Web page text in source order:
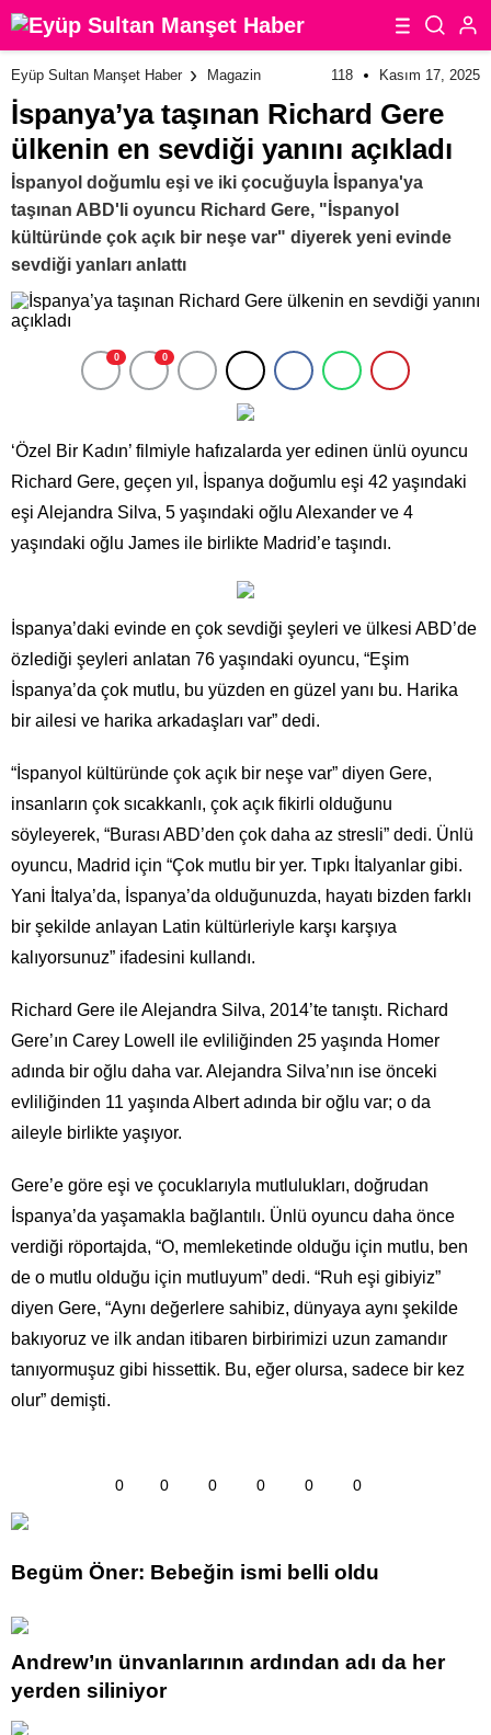
Eyüp Sultan Manşet Haber Magazin 118 Kasım 17, 2025
İspanya’ya taşınan Richard Gere
ülkenin en sevdiği yanını açıkladı
İspanyol doğumlu eşi ve iki çocuğuyla İspanya'ya
taşınan ABD'li oyuncu Richard Gere, "İspanyol
kültüründe çok açık bir neşe var" diyerek yeni evinde
sevdiği yanları anlattı
0 0
‘Özel Bir Kadın’ filmiyle hafızalarda yer edinen ünlü oyuncu
Richard Gere, geçen yıl, İspanya doğumlu eşi 42 yaşındaki
eşi Alejandra Silva, 5 yaşındaki oğlu Alexander ve 4
yaşındaki oğlu James ile birlikte Madrid’e taşındı.
İspanya’daki evinde en çok sevdiği şeyleri ve ülkesi ABD’de
özlediği şeyleri anlatan 76 yaşındaki oyuncu, “Eşim
İspanya’da çok mutlu, bu yüzden en güzel yanı bu. Harika
bir ailesi ve harika arkadaşları var” dedi.
“İspanyol kültüründe çok açık bir neşe var” diyen Gere,
insanların çok sıcakkanlı, çok açık fikirli olduğunu
söyleyerek, “Burası ABD’den çok daha az stresli” dedi. Ünlü
oyuncu, Madrid için “Çok mutlu bir yer. Tıpkı İtalyanlar gibi.
Yani İtalya’da, İspanya’da olduğunuzda, hayatı bizden farklı
bir şekilde anlayan Latin kültürleriyle karşı karşıya
kalıyorsunuz” ifadesini kullandı.
Richard Gere ile Alejandra Silva, 2014’te tanıştı. Richard
Gere’ın Carey Lowell ile evliliğinden 25 yaşında Homer
adında bir oğlu daha var. Alejandra Silva’nın ise önceki
evliliğinden 11 yaşında Albert adında bir oğlu var; o da
aileyle birlikte yaşıyor.
Gere’e göre eşi ve çocuklarıyla mutlulukları, doğrudan
İspanya’da yaşamakla bağlantılı. Ünlü oyuncu daha önce
verdiği röportajda, “O, memleketinde olduğu için mutlu, ben
de o mutlu olduğu için mutluyum” dedi. “Ruh eşi gibiyiz”
diyen Gere, “Aynı değerlere sahibiz, dünyaya aynı şekilde
bakıyoruz ve ilk andan itibaren birbirimizi uzun zamandır
tanıyormuşuz gibi hissettik. Bu, eğer olursa, sadece bir kez
olur” demişti.
0 0 0 0 0 0
Begüm Öner: Bebeğin ismi belli oldu
Andrew’ın ünvanlarının ardından adı da her
yerden siliniyor